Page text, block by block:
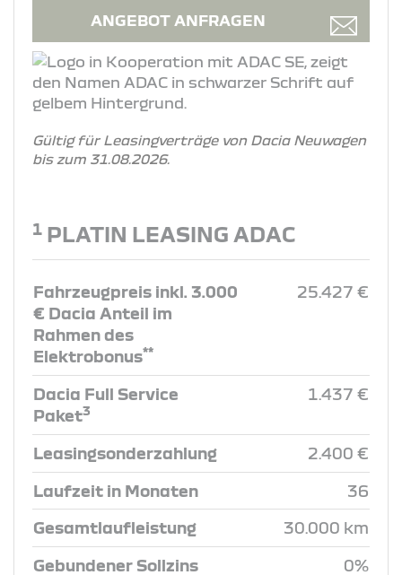
ANGEBOT ANFRAGEN
Gültig für Leasingverträge von Dacia Neuwagen
bis zum 31.08.2026.
1 PLATIN LEASING ADAC
Fahrzeugpreis inkl. 3.000
€ Dacia Anteil im
Rahmen des
Elektrobonus**
25.427 €
Dacia Full Service
Paket3
1.437 €
Leasingsonderzahlung 2.400 €
Laufzeit in Monaten 36
Gesamtlaufleistung 30.000 km
Gebundener Sollzins 0%